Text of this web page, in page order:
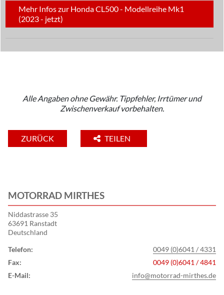
Mehr Infos zur Honda CL500 - Modellreihe Mk1
(2023 - jetzt)
Alle Angaben ohne Gewähr. Tippfehler, Irrtümer und
Zwischenverkauf vorbehalten.
ZURÜCK TEILEN
MOTORRAD MIRTHES
Niddastrasse 35
63691 Ranstadt
Deutschland
Telefon:
0049 (0)6041 / 4331
Fax:
0049 (0)6041 / 4841
E-Mail:
info@motorrad-mirthes.de